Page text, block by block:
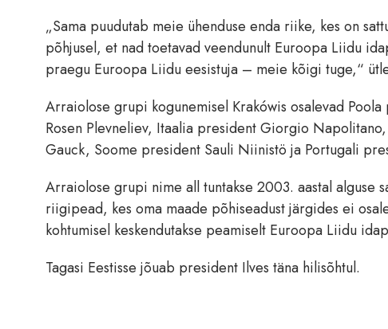
„Sama puudutab meie ühenduse enda riike, kes on
põhjusel, et nad toetavad veendunult Euroopa Liidu
praegu Euroopa Liidu eesistuja – meie kõigi tuge,“
Arraiolose grupi kogunemisel Krakówis osalevad
Rosen Plevneliev, Itaalia president Giorgio
Gauck, Soome president Sauli Niinistö ja Portugali
Arraiolose grupi nime all tuntakse 2003. aastal alguse
riigipead, kes oma maade põhiseadust järgides ei
kohtumisel keskendutakse peamiselt Euroopa Liidu
Tagasi Eestisse jõuab president Ilves täna hilisõhtul.